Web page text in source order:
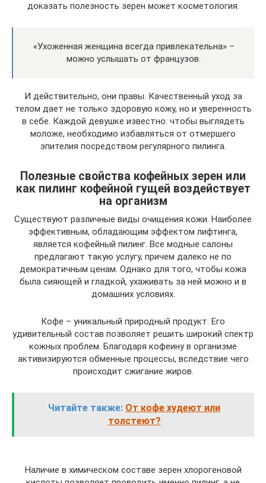
доказать полезность зерен может косметология.
«Ухоженная женщина всегда привлекательна» –
можно услышать от французов.
И действительно, они правы. Качественный уход за
телом дает не только здоровую кожу, но и уверенность
в себе. Каждой девушке известно: чтобы выглядеть
моложе, необходимо избавляться от отмершего
эпителия посредством регулярного пилинга.
Полезные свойства кофейных зерен или
как пилинг кофейной гущей воздействует
на организм
Существуют различные виды очищения кожи. Наиболее
эффективным, обладающим эффектом лифтинга,
является кофейный пилинг. Все модные салоны
предлагают такую услугу, причем далеко не по
демократичным ценам. Однако для того, чтобы кожа
была сияющей и гладкой, ухаживать за ней можно и в
домашних условиях.
Кофе – уникальный природный продукт. Его
удивительный состав позволяет решить широкий спектр
кожных проблем. Благодаря кофеину в организме
активизируются обменные процессы, вследствие чего
происходит сжигание жиров.
Читайте также: От кофе худеют или
толстеют?
Наличие в химическом составе зерен хлорогеновой